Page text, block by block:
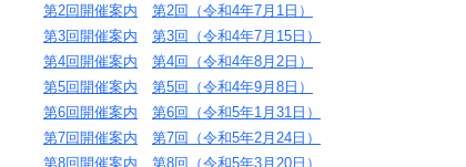
第2回開催案内
第2回（令和4年7月1日）
第3回開催案内
第3回（令和4年7月15日）
第4回開催案内
第4回（令和4年8月2日）
第5回開催案内
第5回（令和4年9月8日）
第6回開催案内
第6回（令和5年1月31日）
第7回開催案内
第7回（令和5年2月24日）
第8回開催案内
第8回（令和5年3月20日）